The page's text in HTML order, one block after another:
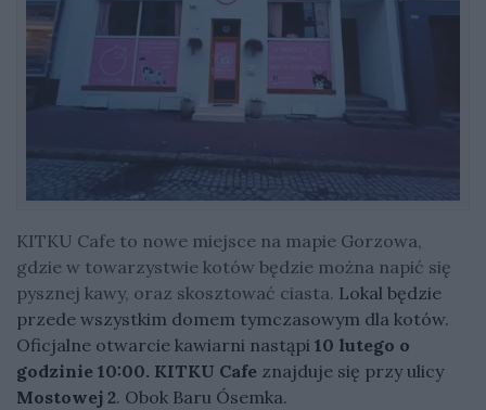
KITKU Cafe to nowe miejsce na mapie Gorzowa,
gdzie w towarzystwie kotów będzie można napić się
pysznej kawy, oraz skosztować ciasta. Lokal będzie
przede wszystkim domem tymczasowym dla kotów.
Oficjalne otwarcie kawiarni nastąpi 10 lutego o
godzinie 10:00. KITKU Cafe znajduje się przy ulicy
Mostowej 2. Obok Baru Ósemka.